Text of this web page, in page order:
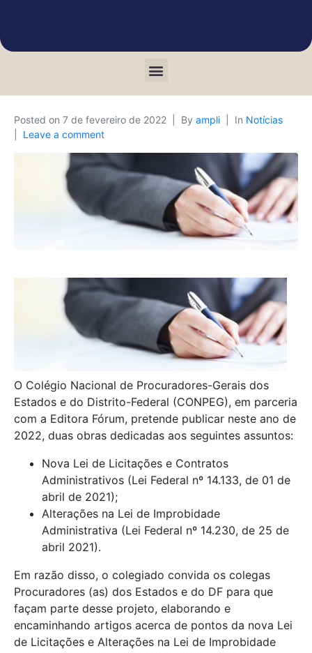
Posted on 7 de fevereiro de 2022 By ampli In Notícias
Leave a comment
O Colégio Nacional de Procuradores-Gerais dos
Estados e do Distrito-Federal (CONPEG), em parceria
com a Editora Fórum, pretende publicar neste ano de
2022, duas obras dedicadas aos seguintes assuntos:
Nova Lei de Licitações e Contratos
Administrativos (Lei Federal nº 14.133, de 01 de
abril de 2021);
Alterações na Lei de Improbidade
Administrativa (Lei Federal nº 14.230, de 25 de
abril 2021).
Em razão disso, o colegiado convida os colegas
Procuradores (as) dos Estados e do DF para que
façam parte desse projeto, elaborando e
encaminhando artigos acerca de pontos da nova Lei
de Licitações e Alterações na Lei de Improbidade